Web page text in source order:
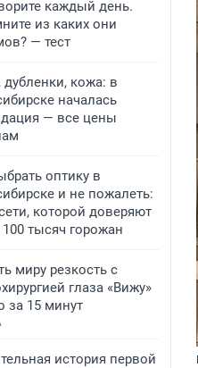
каждый день.
из каких они
— тест
кожа: в
началась
— все цены
оптику в
и не пожалеть:
которой доверяют
тысяч горожан
миру резкость с
глаза «Вижу»
за 15 минут
история первой